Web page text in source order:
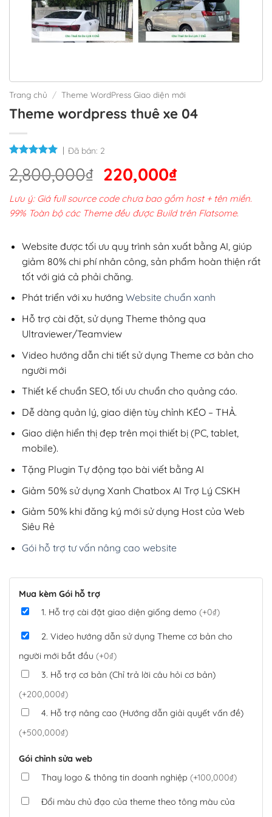
Trang chủ / Theme WordPress Giao diện mới
Theme wordpress thuê xe 04
Đã bán: 2
2,800,000₫ Giá
gốc
là:
2,800,000₫.
220,000₫Giá
hiện
tại
220,000₫.
Lưu ý: Giá full source code chưa bao gồm host + tên miền.
99% Toàn bộ các Theme đều được Build trên Flatsome.
Website được tối ưu quy trình sản xuất bằng AI, giúp
giảm 80% chi phí nhân công, sản phẩm hoàn thiện rất
tốt với giá cả phải chăng.
Phát triển với xu hướng Website chuẩn xanh
Hỗ trợ cài đặt, sử dụng Theme thông qua
Ultraviewer/Teamview
Video hướng dẫn chi tiết sử dụng Theme cơ bản cho
người mới
Thiết kế chuẩn SEO, tối ưu chuẩn cho quảng cáo.
Dễ dàng quản lý, giao diện tùy chỉnh KÉO – THẢ.
Giao diện hiển thị đẹp trên mọi thiết bị (PC, tablet,
mobile).
Tặng Plugin Tự động tạo bài viết bằng AI
Giảm 50% sử dụng Xanh Chatbox AI Trợ Lý CSKH
Giảm 50% khi đăng ký mới sử dụng Host của Web
Siêu Rẻ
Gói hỗ trợ tư vấn nâng cao website
Mua kèm Gói hỗ trợ
1. Hỗ trợ cài đặt giao diện giống demo (+0₫)
2. Video hướng dẫn sử dụng Theme cơ bản cho
người mới bắt đầu (+0₫)
3. Hỗ trợ cơ bản (Chỉ trả lời câu hỏi cơ bản)
(+200,000₫)
4. Hỗ trợ nâng cao (Hướng dẫn giải quyết vấn đề)
(+500,000₫)
Gói chỉnh sửa web
Thay logo & thông tin doanh nghiệp (+100,000₫)
Đổi màu chủ đạo của theme theo tông màu của